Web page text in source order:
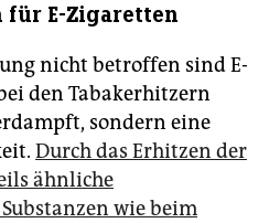
für E-Zigaretten
nicht betroffen sind E-
den Tabakerhitzern
sondern eine
Durch das Erhitzen der
ähnliche
wie beim